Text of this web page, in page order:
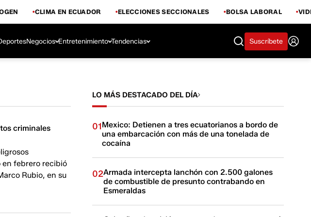
CLIMA EN ECUADOR ELECCIONES SECCIONALES BOLSA LABORAL
Negocios Entretenimiento Tendencias Suscríbete
criminales
en febrero recibió
Rubio, en su
LO MÁS DESTACADO DEL DÍA
01Mexico: Detienen a tres ecuatorianos a bordo de
una embarcación con más de una tonelada de
cocaína
02Armada intercepta lanchón con 2.500 galones
de combustible de presunto contrabando en
Esmeraldas